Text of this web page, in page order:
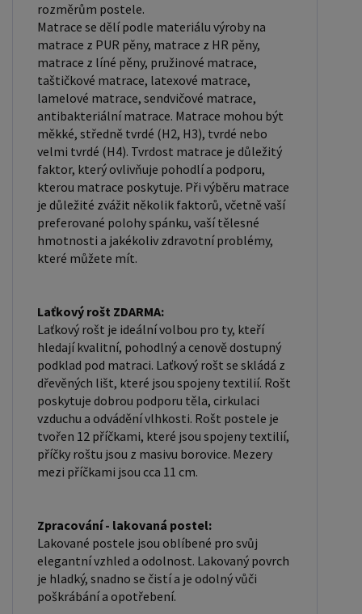
rozměrům postele.
Matrace se dělí podle materiálu výroby na
matrace z PUR pěny, matrace z HR pěny,
matrace z líné pěny, pružinové matrace,
taštičkové matrace, latexové matrace,
lamelové matrace, sendvičové matrace,
antibakteriální matrace. Matrace mohou být
měkké, středně tvrdé (H2, H3), tvrdé nebo
velmi tvrdé (H4). Tvrdost matrace je důležitý
faktor, který ovlivňuje pohodlí a podporu,
kterou matrace poskytuje. Při výběru matrace
je důležité zvážit několik faktorů, včetně vaší
preferované polohy spánku, vaší tělesné
hmotnosti a jakékoliv zdravotní problémy,
které můžete mít.
Laťkový rošt ZDARMA:
Laťkový rošt je ideální volbou pro ty, kteří
hledají kvalitní, pohodlný a cenově dostupný
podklad pod matraci. Laťkový rošt se skládá z
dřevěných lišt, které jsou spojeny textilií. Rošt
poskytuje dobrou podporu těla, cirkulaci
vzduchu a odvádění vlhkosti. Rošt postele je
tvořen 12 příčkami, které jsou spojeny textilií,
příčky roštu jsou z masivu borovice. Mezery
mezi příčkami jsou cca 11 cm.
Zpracování - lakovaná postel:
Lakované postele jsou oblíbené pro svůj
elegantní vzhled a odolnost. Lakovaný povrch
je hladký, snadno se čistí a je odolný vůči
poškrábání a opotřebení.